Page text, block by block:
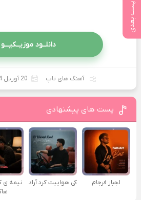
پست بعدی
دانلــود موزیــکیـــو
آهنگ های تاپ 20 آوریل 2024
پست های پیشنهادی
لجباز فرجام کی هواییت کرد آراد
نیمه ی